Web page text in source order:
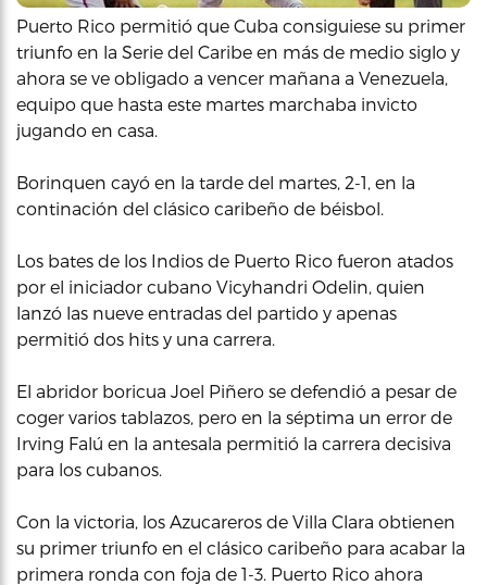
Puerto Rico permitió que Cuba consiguiese su primer
triunfo en la Serie del Caribe en más de medio siglo y
ahora se ve obligado a vencer mañana a Venezuela,
equipo que hasta este martes marchaba invicto
jugando en casa.
Borinquen cayó en la tarde del martes, 2-1, en la
continación del clásico caribeño de béisbol.
Los bates de los Indios de Puerto Rico fueron atados
por el iniciador cubano Vicyhandri Odelin, quien
lanzó las nueve entradas del partido y apenas
permitió dos hits y una carrera.
El abridor boricua Joel Piñero se defendió a pesar de
coger varios tablazos, pero en la séptima un error de
Irving Falú en la antesala permitió la carrera decisiva
para los cubanos.
Con la victoria, los Azucareros de Villa Clara obtienen
su primer triunfo en el clásico caribeño para acabar la
primera ronda con foja de 1-3. Puerto Rico ahora